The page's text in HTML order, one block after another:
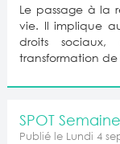
Le passage à la
vie. Il implique
droits sociaux,
transformation de
SPOT
Publié le Lundi 4